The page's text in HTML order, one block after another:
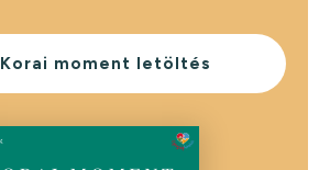
Korai moment letöltés